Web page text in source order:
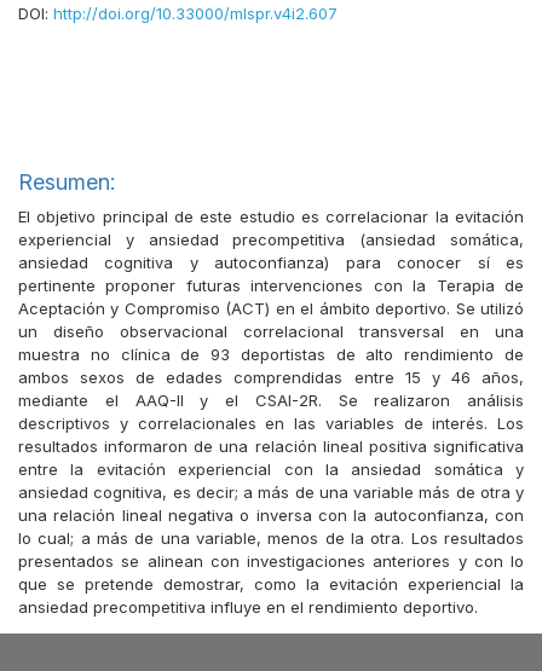
DOI: http://doi.org/10.33000/mlspr.v4i2.607
Resumen:
El objetivo principal de este estudio es correlacionar la evitación
experiencial y ansiedad precompetitiva (ansiedad somática,
ansiedad cognitiva y autoconfianza) para conocer sí es
pertinente proponer futuras intervenciones con la Terapia de
Aceptación y Compromiso (ACT) en el ámbito deportivo. Se utilizó
un diseño observacional correlacional transversal en una
muestra no clínica de 93 deportistas de alto rendimiento de
ambos sexos de edades comprendidas entre 15 y 46 años,
mediante el AAQ-II y el CSAI-2R. Se realizaron análisis
descriptivos y correlacionales en las variables de interés. Los
resultados informaron de una relación lineal positiva significativa
entre la evitación experiencial con la ansiedad somática y
ansiedad cognitiva, es decir; a más de una variable más de otra y
una relación lineal negativa o inversa con la autoconfianza, con
lo cual; a más de una variable, menos de la otra. Los resultados
presentados se alinean con investigaciones anteriores y con lo
que se pretende demostrar, como la evitación experiencial la
ansiedad precompetitiva influye en el rendimiento deportivo.